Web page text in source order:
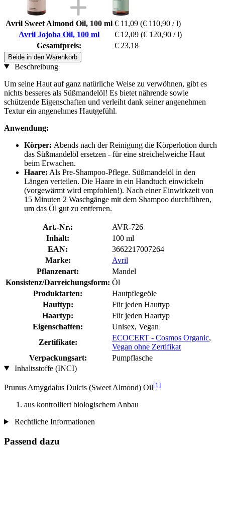
Avril Sweet Almond Oil, 100 ml € 11,09 (€ 110,90 / l)
Avril Jojoba Oil, 100 ml
€ 12,09 (€ 120,90 / l)
Gesamtpreis:
€ 23,18
Beide in den Warenkorb
Beschreibung
Um seine Haut auf ganz natürliche Weise zu verwöhnen, gibt es
nichts besseres als Süßmandelöl! Es bietet nährende sowie
schützende Eigenschaften und verleiht dank seiner angenehmen
Textur ein angenehmes Hautgefühl.
Anwendung:
Körper: Abends nach der Reinigung die Körperlotion durch
das Süßmandelöl ersetzen - für eine streichelweiche Haut
beim Erwachen.
Haare: Als Pre-Shampoo-Pflege. Süßmandelöl in den
Längen verteilen. Die Haare in ein Handtuch einwickeln
(vorgewärmt wird empfohlen!). Nach einer Einwirkzeit von
15 Minuten 2 Waschgänge mit dem Shampoo durchführen,
um das Öl gut zu entfernen.
Art.-Nr.:
AVR-726
Inhalt:
100 ml
EAN:
3662217007264
Marke:
Avril
Pflanzenart:
Mandel
Konsistenz/Darreichungsform: Öl
Produktarten:
Hautpflegeöle
Hauttyp:
Für jeden Hauttyp
Haartyp:
Für jeden Haartyp
Eigenschaften:
Unisex, Vegan
Zertifikate:
ECOCERT - Cosmos Organic,
Vegan ohne Zertifikat
Verpackungsart:
Pumpflasche
Inhaltsstoffe (INCI)
Prunus Amygdalus Dulcis (Sweet Almond) Oil[1]
aus kontrolliert biologischem Anbau
Rechtliche Informationen
Passend dazu